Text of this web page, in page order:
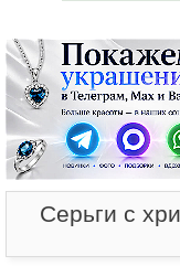
Серьги с